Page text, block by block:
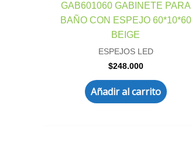
GAB601060 GABINETE PARA
BAÑO CON ESPEJO 60*10*60
BEIGE
ESPEJOS LED
$248.000
Añadir al carrito